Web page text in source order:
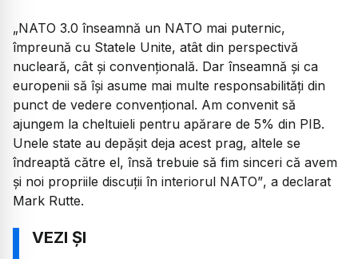
„NATO 3.0 înseamnă un NATO mai puternic,
împreună cu Statele Unite, atât din perspectivă
nucleară, cât și convențională. Dar înseamnă și ca
europenii să își asume mai multe responsabilități din
punct de vedere convențional. Am convenit să
ajungem la cheltuieli pentru apărare de 5% din PIB.
Unele state au depășit deja acest prag, altele se
îndreaptă către el, însă trebuie să fim sinceri că avem
și noi propriile discuții în interiorul NATO”, a declarat
Mark Rutte.